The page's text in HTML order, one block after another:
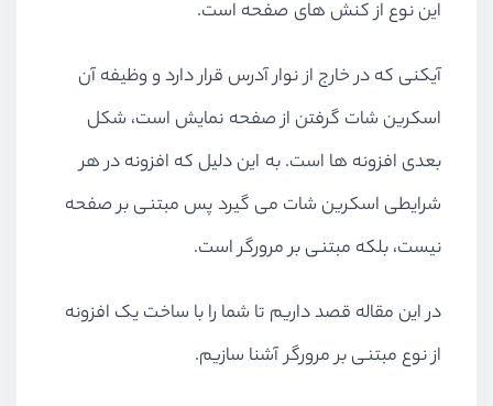
این نوع از کنش های صفحه است.
آیکنی که در خارج از نوار آدرس قرار دارد و وظیفه آن
اسکرین شات گرفتن از صفحه نمایش است، شکل
بعدی افزونه ها است. به این دلیل که افزونه در هر
شرایطی اسکرین شات می گیرد پس مبتنی بر صفحه
نیست، بلکه مبتنی بر مرورگر است.
در این مقاله قصد داریم تا شما را با ساخت یک افزونه
از نوع مبتنی بر مرورگر آشنا سازیم.